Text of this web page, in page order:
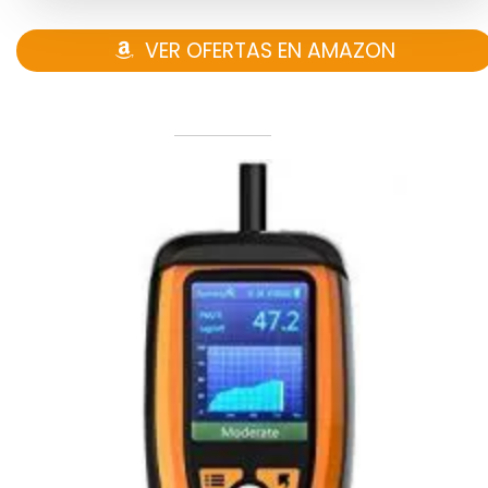
VER OFERTAS EN AMAZON